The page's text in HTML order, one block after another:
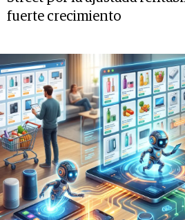
fuerte crecimiento